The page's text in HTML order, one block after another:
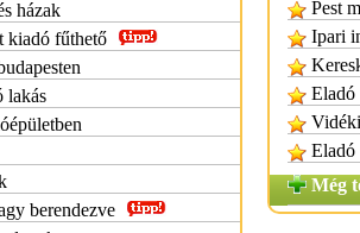
házak
kiadó fűthető
lakás
berendezve
Pest
Ipari
Eladó
Eladó
Még